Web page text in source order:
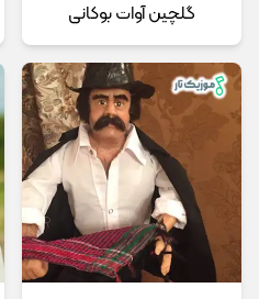
گلچین آوات بوکانی